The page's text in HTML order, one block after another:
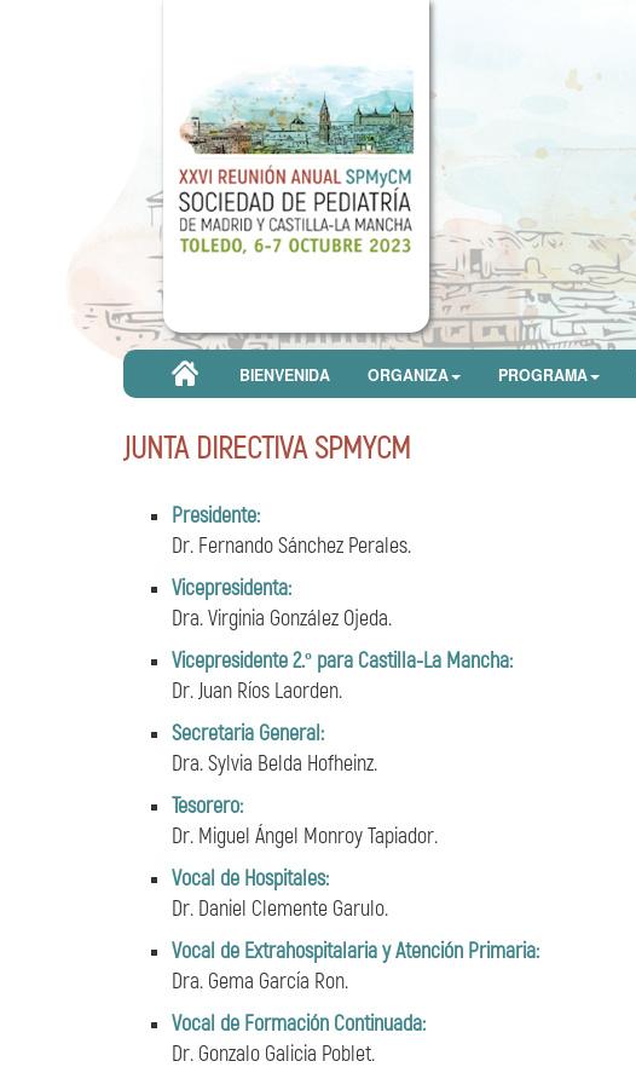
BIENVENIDA ORGANIZA PROGRAMA
JUNTA DIRECTIVA SPMYCM
Presidente:
Dr. Fernando Sánchez Perales.
Vicepresidenta:
Dra. Virginia González Ojeda.
Vicepresidente 2.º para Castilla-La Mancha:
Dr. Juan Ríos Laorden.
Secretaria General:
Dra. Sylvia Belda Hofheinz.
Tesorero:
Dr. Miguel Ángel Monroy Tapiador.
Vocal de Hospitales:
Dr. Daniel Clemente Garulo.
Vocal de Extrahospitalaria y Atención Primaria:
Dra. Gema García Ron.
Vocal de Formación Continuada:
Dr. Gonzalo Galicia Poblet.